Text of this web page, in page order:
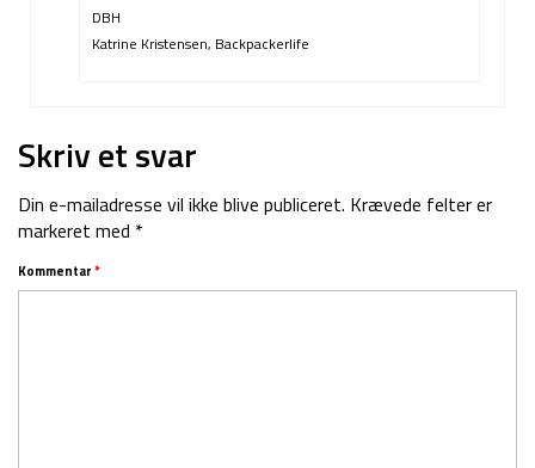
DBH
Katrine Kristensen, Backpackerlife
Skriv et svar
Din e-mailadresse vil ikke blive publiceret. Krævede felter er
markeret med *
Kommentar*